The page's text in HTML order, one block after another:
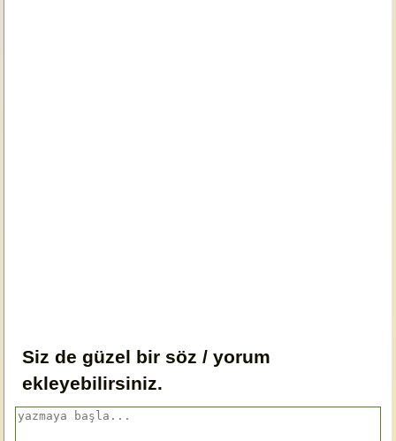
Siz de güzel bir söz / yorum
ekleyebilirsiniz.